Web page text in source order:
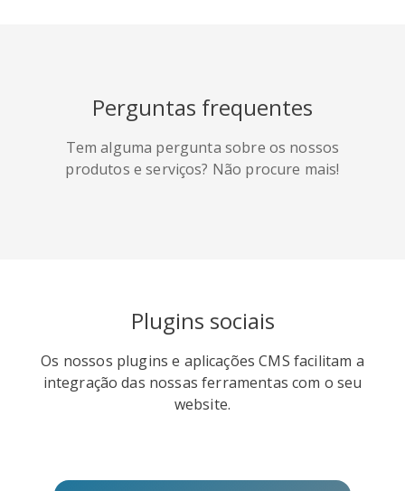
Line Pocket QZone
Perguntas frequentes
Tem alguma pergunta sobre os nossos
produtos e serviços? Não procure mais!
Plugins sociais
Os nossos plugins e aplicações CMS facilitam a
integração das nossas ferramentas com o seu
website.